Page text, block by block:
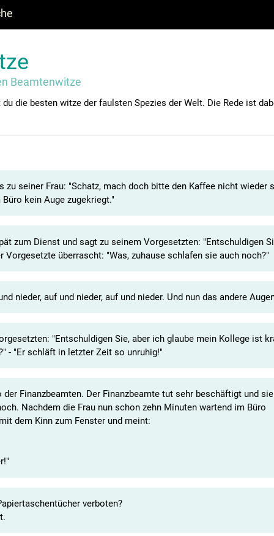
Beamtenwitze
die besten witze der faulsten Spezies der Welt. Die Rede ist
zu seiner Frau: "Schatz, mach doch bitte den Kaffee nicht wieder
kein Auge zugekriegt."
zum Dienst und sagt zu seinem Vorgesetzten: "Entschuldigen
Vorgesetzte überrascht: "Was, zuhause schlafen sie auch noch?"
nieder, auf und nieder, auf und nieder. Und nun das andere
"Entschuldigen Sie, aber ich glaube mein Kollege ist
- "Er schläft in letzter Zeit so unruhig!"
der Finanzbeamten. Der Finanzbeamte tut sehr beschäftigt und
Nachdem die Frau nun schon zehn Minuten wartend im Büro
dem Kinn zum Fenster und meint:
verboten?